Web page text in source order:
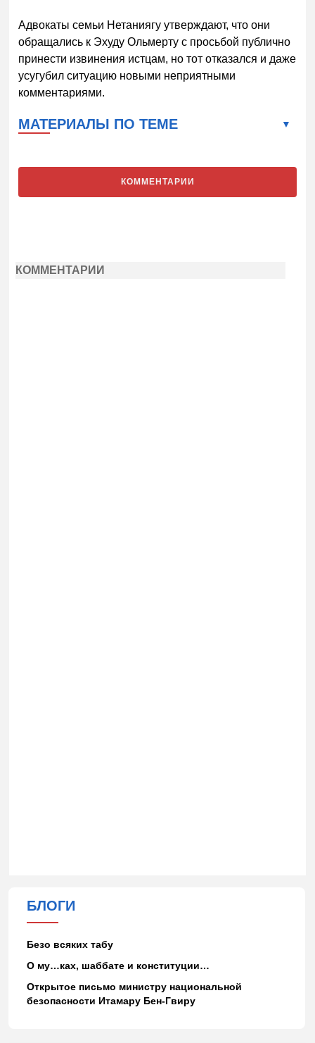
Адвокаты семьи Нетаниягу утверждают, что они
обращались к Эхуду Ольмерту с просьбой публично
принести извинения истцам, но тот отказался и даже
усугубил ситуацию новыми неприятными
комментариями.
МАТЕРИАЛЫ ПО ТЕМЕ
КОММЕНТАРИИ
КОММЕНТАРИИ
БЛОГИ
Безо всяких табу
О му…ках, шаббате и конституции…
Открытое письмо министру национальной
безопасности Итамару Бен-Гвиру